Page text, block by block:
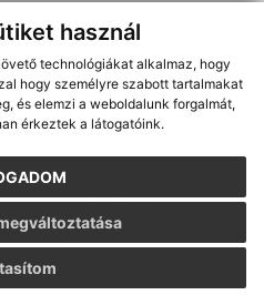
használ
technológiákat alkalmaz, hogy
hogy személyre szabott tartalmakat
és elemzi a weboldalunk forgalmát,
érkeztek a látogatóink.
követését az RSS funkcióval,
rendszer),Honlaptérkép
s.r.o.,Domain-ek
időpontja:03.08.2026
nyilatkozat